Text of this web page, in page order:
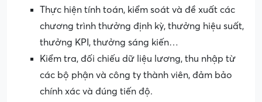
Thực hiện tính toán, kiểm soát và đề xuất các
chương trình thưởng định kỳ, thưởng hiệu suất,
thưởng KPI, thưởng sáng kiến…
Kiểm tra, đối chiếu dữ liệu lương, thu nhập từ
các bộ phận và công ty thành viên, đảm bảo
chính xác và đúng tiến độ.